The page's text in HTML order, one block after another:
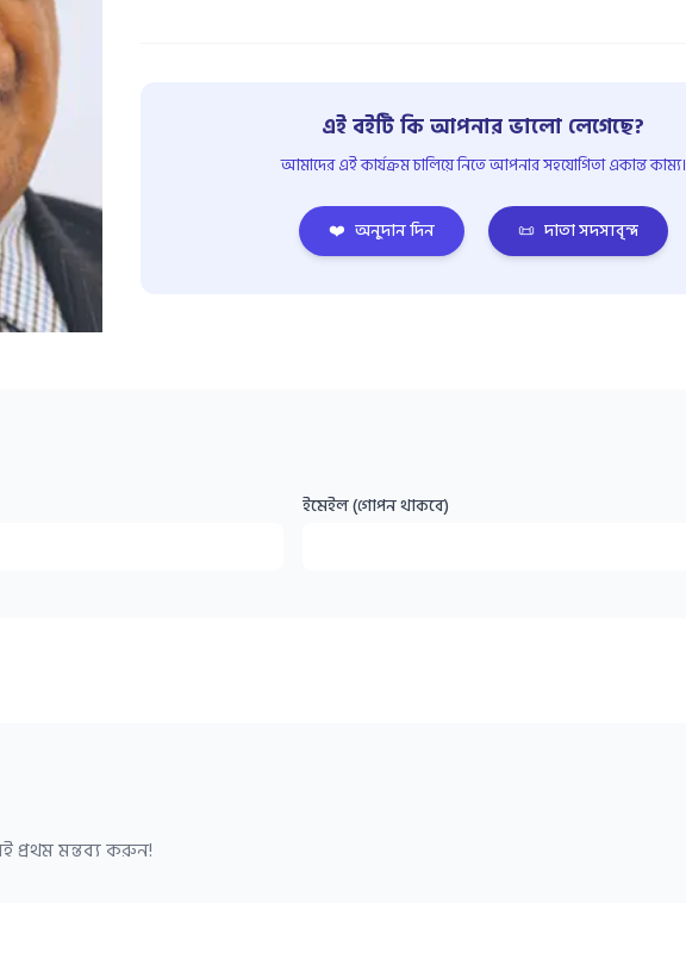
এই বইটি কি আপনার ভালো লেগেছে?
আমাদের এই কার্যক্রম চালিয়ে নিতে আপনার সহযোগিতা একান্ত কাম্য।
❤️ অনুদান দিন 📜 দাতা সদস্যবৃন্দ
ইমেইল (গোপন থাকবে)
প্রথম মন্তব্য করুন!